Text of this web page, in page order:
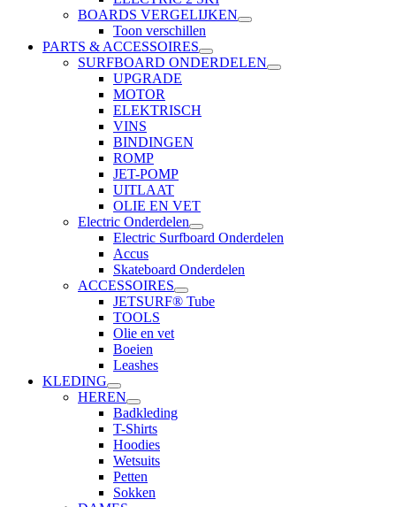
BOARDS VERGELIJKEN
Toon verschillen
PARTS & ACCESSOIRES
SURFBOARD ONDERDELEN
UPGRADE
MOTOR
ELEKTRISCH
VINS
BINDINGEN
ROMP
JET-POMP
UITLAAT
OLIE EN VET
Electric Onderdelen
Electric Surfboard Onderdelen
Accus
Skateboard Onderdelen
ACCESSOIRES
JETSURF® Tube
TOOLS
Olie en vet
Boeien
Leashes
KLEDING
HEREN
Badkleding
T-Shirts
Hoodies
Wetsuits
Petten
Sokken